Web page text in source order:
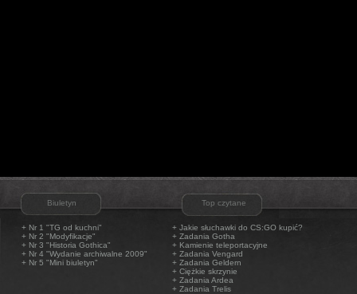
Biuletyn Top czytane
+ Nr 1 "TG od kuchni"
+ Nr 2 "Modyfikacje"
+ Nr 3 "Historia Gothica"
+ Nr 4 "Wydanie archiwalne 2009"
+ Nr 5 "Mini biuletyn"
+ Jakie słuchawki do CS:GO kupić?
+ Zadania Gotha
+ Kamienie teleportacyjne
+ Zadania Vengard
+ Zadania Geldern
+ Ciężkie skrzynie
+ Zadania Ardea
+ Zadania Trelis